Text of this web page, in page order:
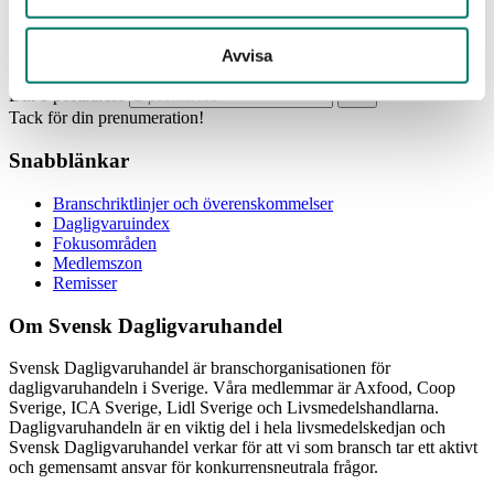
Avvisa
Din e-postadress
Tack för din prenumeration!
Snabblänkar
Branschriktlinjer och överenskommelser
Dagligvaruindex
Fokusområden
Medlemszon
Remisser
Om Svensk Dagligvaruhandel
Svensk Dagligvaruhandel är branschorganisationen för
dagligvaruhandeln i Sverige. Våra medlemmar är Axfood, Coop
Sverige, ICA Sverige, Lidl Sverige och Livsmedelshandlarna.
Dagligvaruhandeln är en viktig del i hela livsmedelskedjan och
Svensk Dagligvaruhandel verkar för att vi som bransch tar ett aktivt
och gemensamt ansvar för konkurrensneutrala frågor.